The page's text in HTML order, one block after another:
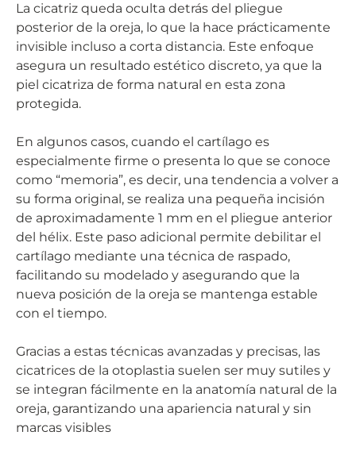
La cicatriz queda oculta detrás del pliegue
posterior de la oreja, lo que la hace prácticamente
invisible incluso a corta distancia. Este enfoque
asegura un resultado estético discreto, ya que la
piel cicatriza de forma natural en esta zona
protegida.
En algunos casos, cuando el cartílago es
especialmente firme o presenta lo que se conoce
como “memoria”, es decir, una tendencia a volver a
su forma original, se realiza una pequeña incisión
de aproximadamente 1 mm en el pliegue anterior
del hélix. Este paso adicional permite debilitar el
cartílago mediante una técnica de raspado,
facilitando su modelado y asegurando que la
nueva posición de la oreja se mantenga estable
con el tiempo.
Gracias a estas técnicas avanzadas y precisas, las
cicatrices de la otoplastia suelen ser muy sutiles y
se integran fácilmente en la anatomía natural de la
oreja, garantizando una apariencia natural y sin
marcas visibles